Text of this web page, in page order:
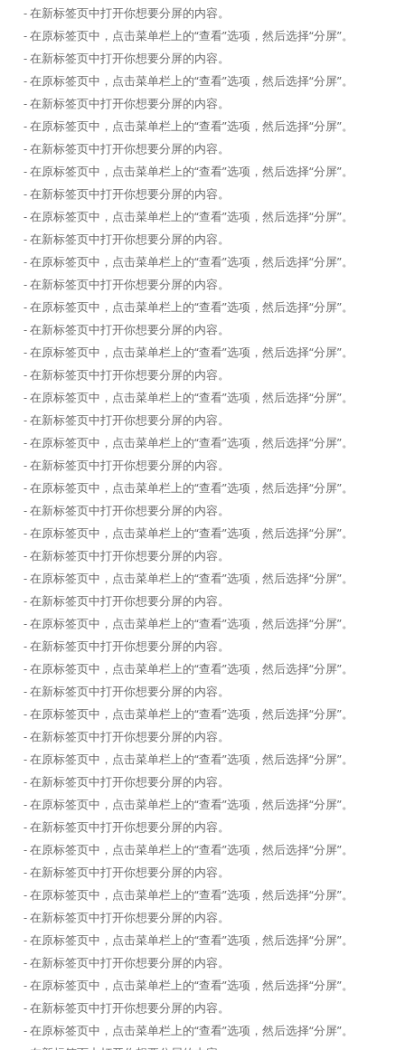
- 在新标签页中打开你想要分屏的内容。
- 在原标签页中，点击菜单栏上的“查看”选项，然后选择“分屏”。
- 在新标签页中打开你想要分屏的内容。
- 在原标签页中，点击菜单栏上的“查看”选项，然后选择“分屏”。
- 在新标签页中打开你想要分屏的内容。
- 在原标签页中，点击菜单栏上的“查看”选项，然后选择“分屏”。
- 在新标签页中打开你想要分屏的内容。
- 在原标签页中，点击菜单栏上的“查看”选项，然后选择“分屏”。
- 在新标签页中打开你想要分屏的内容。
- 在原标签页中，点击菜单栏上的“查看”选项，然后选择“分屏”。
- 在新标签页中打开你想要分屏的内容。
- 在原标签页中，点击菜单栏上的“查看”选项，然后选择“分屏”。
- 在新标签页中打开你想要分屏的内容。
- 在原标签页中，点击菜单栏上的“查看”选项，然后选择“分屏”。
- 在新标签页中打开你想要分屏的内容。
- 在原标签页中，点击菜单栏上的“查看”选项，然后选择“分屏”。
- 在新标签页中打开你想要分屏的内容。
- 在原标签页中，点击菜单栏上的“查看”选项，然后选择“分屏”。
- 在新标签页中打开你想要分屏的内容。
- 在原标签页中，点击菜单栏上的“查看”选项，然后选择“分屏”。
- 在新标签页中打开你想要分屏的内容。
- 在原标签页中，点击菜单栏上的“查看”选项，然后选择“分屏”。
- 在新标签页中打开你想要分屏的内容。
- 在原标签页中，点击菜单栏上的“查看”选项，然后选择“分屏”。
- 在新标签页中打开你想要分屏的内容。
- 在原标签页中，点击菜单栏上的“查看”选项，然后选择“分屏”。
- 在新标签页中打开你想要分屏的内容。
- 在原标签页中，点击菜单栏上的“查看”选项，然后选择“分屏”。
- 在新标签页中打开你想要分屏的内容。
- 在原标签页中，点击菜单栏上的“查看”选项，然后选择“分屏”。
- 在新标签页中打开你想要分屏的内容。
- 在原标签页中，点击菜单栏上的“查看”选项，然后选择“分屏”。
- 在新标签页中打开你想要分屏的内容。
- 在原标签页中，点击菜单栏上的“查看”选项，然后选择“分屏”。
- 在新标签页中打开你想要分屏的内容。
- 在原标签页中，点击菜单栏上的“查看”选项，然后选择“分屏”。
- 在新标签页中打开你想要分屏的内容。
- 在原标签页中，点击菜单栏上的“查看”选项，然后选择“分屏”。
- 在新标签页中打开你想要分屏的内容。
- 在原标签页中，点击菜单栏上的“查看”选项，然后选择“分屏”。
- 在新标签页中打开你想要分屏的内容。
- 在原标签页中，点击菜单栏上的“查看”选项，然后选择“分屏”。
- 在新标签页中打开你想要分屏的内容。
- 在原标签页中，点击菜单栏上的“查看”选项，然后选择“分屏”。
- 在新标签页中打开你想要分屏的内容。
- 在原标签页中，点击菜单栏上的“查看”选项，然后选择“分屏”。